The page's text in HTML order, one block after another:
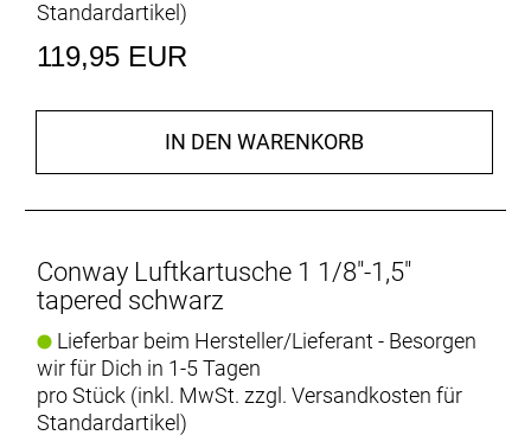
Standardartikel)
119,95 EUR
IN DEN WARENKORB
Conway Luftkartusche 1 1/8"-1,5"
tapered schwarz
Lieferbar beim Hersteller/Lieferant - Besorgen
wir für Dich in 1-5 Tagen
pro Stück (inkl. MwSt. zzgl. Versandkosten für
Standardartikel)